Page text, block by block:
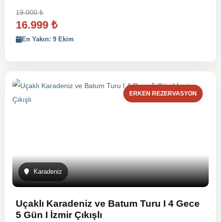
19.000₺
16.999 ₺
En Yakın: 9 Ekim
Karadeniz
ERKEN REZERVASYON
Uçaklı Karadeniz ve Batum Turu I 4 Gece
5 Gün I İzmir Çıkışlı